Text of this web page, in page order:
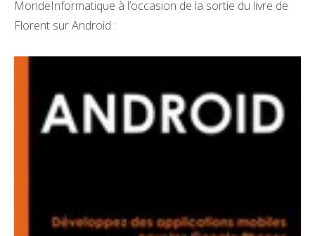
MondeInformatique à l’occasion de la sortie du livre de
Florent sur Android :